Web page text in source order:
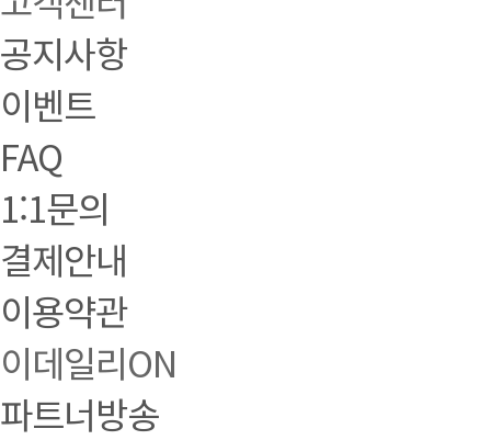
공지사항
이벤트
FAQ
1:1문의
결제안내
이용약관
이데일리ON
파트너방송